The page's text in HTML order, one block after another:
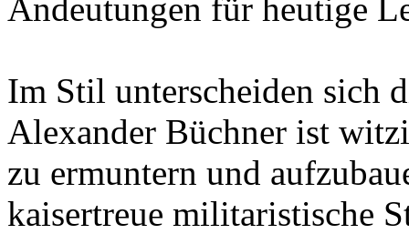
Andeutungen für heutige
Im Stil unterscheiden sich
Alexander Büchner ist
zu ermuntern und
kaisertreue militaristische